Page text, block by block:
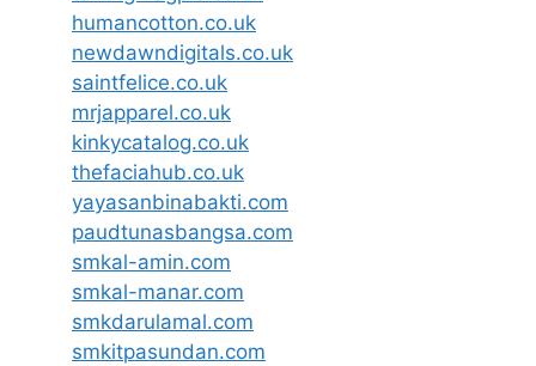
humancotton.co.uk
newdawndigitals.co.uk
saintfelice.co.uk
mrjapparel.co.uk
kinkycatalog.co.uk
thefaciahub.co.uk
yayasanbinabakti.com
paudtunasbangsa.com
smkal-amin.com
smkal-manar.com
smkdarulamal.com
smkitpasundan.com